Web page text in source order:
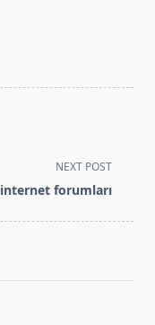
NEXT POST
internet forumları